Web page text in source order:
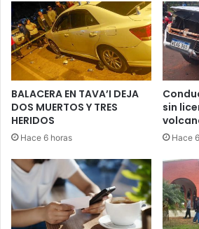
BALACERA EN TAVA’I DEJA
DOS MUERTOS Y TRES
HERIDOS
Hace 6 horas
sin
Hace